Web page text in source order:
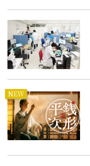
NEW